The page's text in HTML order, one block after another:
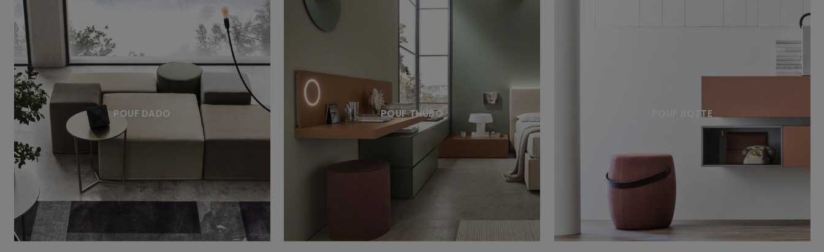
POUF DADO POUF THUBO POUF BOTTE